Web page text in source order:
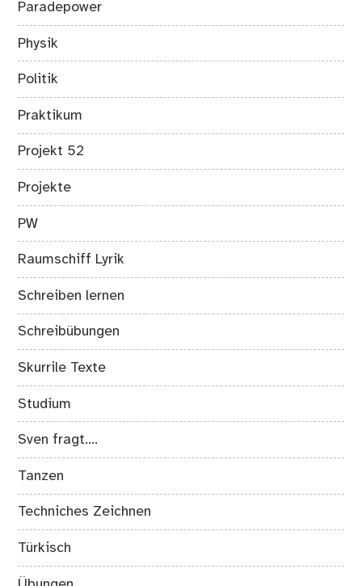
Paradepower
Physik
Politik
Praktikum
Projekt 52
Projekte
PW
Raumschiff Lyrik
Schreiben lernen
Schreibübungen
Skurrile Texte
Studium
Sven fragt….
Tanzen
Techniches Zeichnen
Türkisch